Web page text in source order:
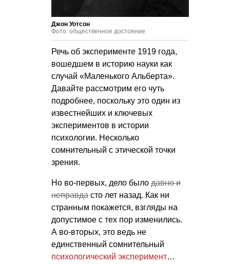
Джон Уотсон
Фото: общественное достояние
Речь об эксперименте 1919 года,
вошедшем в историю науки как
случай «Маленького Альберта».
Давайте рассмотрим его чуть
подробнее, поскольку это один из
известнейших и ключевых
экспериментов в истории
психологии. Несколько
сомнительный с этической точки
зрения.
Но во-первых, дело было давно и
неправда сто лет назад. Как ни
странным покажется, взгляды на
допустимое с тех пор изменились.
А во-вторых, это ведь не
единственный сомнительный
психологический эксперимент…